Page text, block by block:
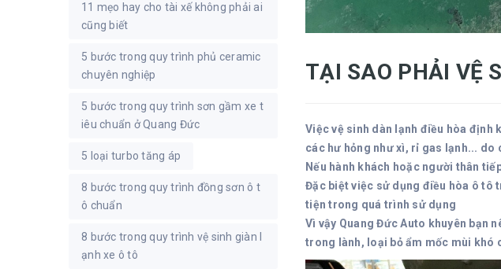
TẠI SAO PHẢI VỆ
Việc vệ sinh dàn lạnh điều hòa định
các hư hỏng như xì, rỉ gas lạnh... do
Nếu hành khách hoặc người thân
Đặc biệt việc sử dụng điều hòa ô tô
tiện trong quá trình sử dụng
Vì vậy Quang Đức Auto khuyên bạn
trong lành, loại bỏ ẩm mốc mùi khó
11 mẹo hay cho tài xế không phải ai
cũng biết
5 bước trong quy trình phủ ceramic
chuyên nghiệp
5 bước trong quy trình sơn gầm xe t
iêu chuẩn ở Quang Đức
5 loại turbo tăng áp
8 bước trong quy trình đồng sơn ô t
ô chuẩn
8 bước trong quy trình vệ sinh giàn l
ạnh xe ô tô